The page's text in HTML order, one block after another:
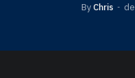
By Chris